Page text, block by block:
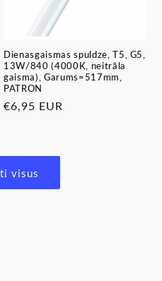
Dienasgaismas spuldze, T5, G5,
13W/840 (4000K, neitrāla
gaisma), Garums=517mm,
PATRON
Parastā
€6,95 EUR
visus